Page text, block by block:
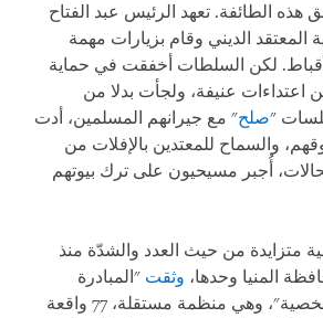
الطائفة. تعهد الرئيس عبد الفتاح
المعتقد الديني وقام بزيارات مهمة
لكن السلطات أخفقت في حماية
اعتداءات عنيفة، ولجأت بدلا من
"صلح" مع جيرانهم المسلمين، أدت
والسماح للمعتدين بالإفلات من
أُجبر مسيحيون على ترك بيوتهم
متزايدة من حيث العدد والشدّة منذ
وثقت "المبادرة
المصرية للحقوق الشخصية"، وهي منظمة مستقلة، 77 واقعة